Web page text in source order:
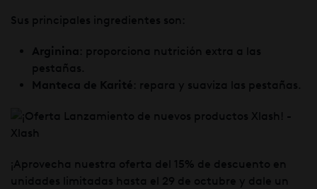
Sus principales ingredientes son:
Arginina : proporciona nutrición extra a las
pestañas.
Manteca de Karité: repara y suaviza las pestañas.
¡Aprovecha nuestra oferta del 15% de descuento en
unidades limitadas hasta el 29 de octubre y dale un